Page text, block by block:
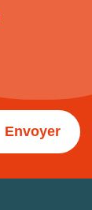
Envoyer